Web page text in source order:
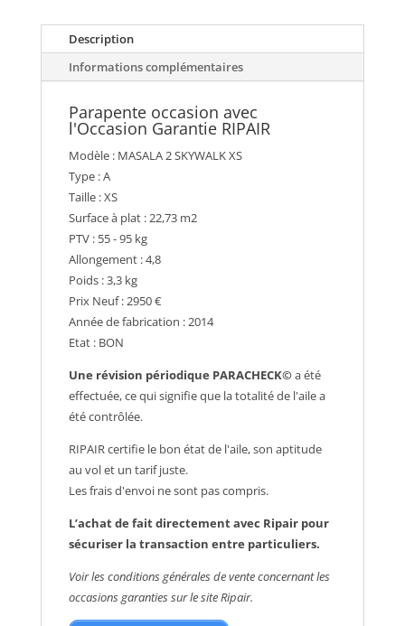
Description
Informations complémentaires
Parapente occasion avec
l'Occasion Garantie RIPAIR
Modèle : MASALA 2 SKYWALK XS
Type : A
Taille : XS
Surface à plat : 22,73 m2
PTV : 55 - 95 kg
Allongement : 4,8
Poids : 3,3 kg
Prix Neuf : 2950 €
Année de fabrication : 2014
Etat : BON
Une révision périodique PARACHECK©a été
effectuée, ce qui signifie que la totalité de l'aile a
été contrôlée.
RIPAIR certifie le bon état de l'aile, son aptitude
au vol et un tarif juste.
Les frais d'envoi ne sont pas compris.
L’achat de fait directement avec Ripair pour
sécuriser la transaction entre particuliers.
Voir les conditions générales de vente concernant les
occasions garanties sur le site Ripair.